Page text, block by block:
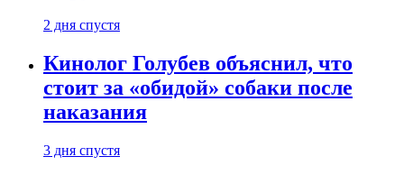
2 дня спустя
Кинолог Голубев объяснил, что
стоит за «обидой» собаки после
наказания
3 дня спустя